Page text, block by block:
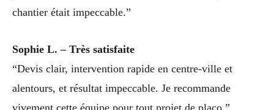
chantier était impeccable.”
Sophie L. – Très satisfaite
“Devis clair, intervention rapide en centre-ville et
alentours, et résultat impeccable. Je recommande